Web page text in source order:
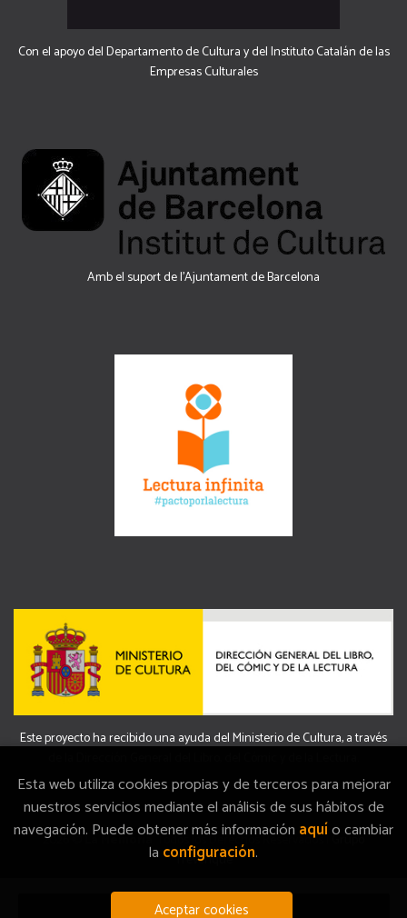
Con el apoyo del Departamento de Cultura y del Instituto Catalán de las
Empresas Culturales
Amb el suport de l’Ajuntament de Barcelona
Este proyecto ha recibido una ayuda del Ministerio de Cultura, a través
2026 ©La Memòria. Todos los Derechos Reservados | Grupo
Trevenque
Esta web utiliza cookies propias y de terceros para mejorar
nuestros servicios mediante el análisis de sus hábitos de
navegación. Puede obtener más información aquío cambiar
la configuración.
Aceptar cookies